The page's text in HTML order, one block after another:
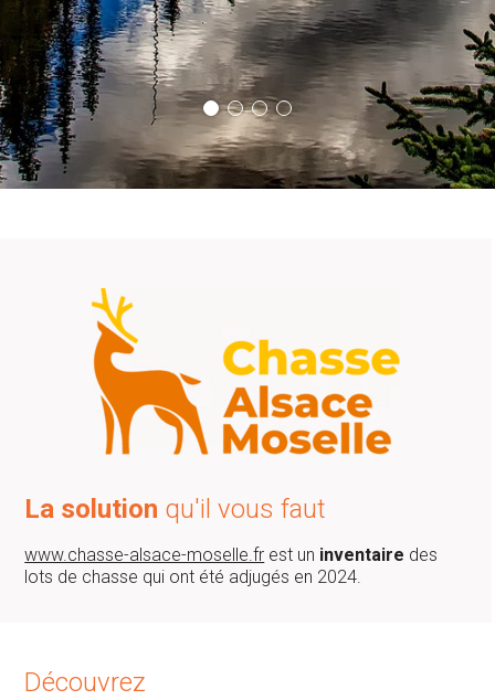
La solution qu'il vous faut
www.chasse-alsace-moselle.fr est un inventaire des
lots de chasse qui ont été adjugés en 2024.
Découvrez